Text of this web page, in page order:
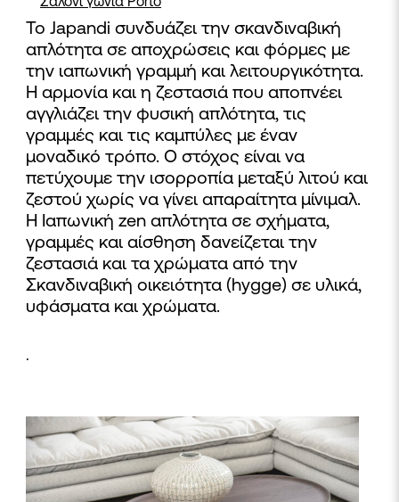
Το Japandi συνδυάζει την σκανδιναβική
απλότητα σε αποχρώσεις και φόρμες με
την ιαπωνική γραμμή και λειτουργικότητα.
Η αρμονία και η ζεστασιά που αποπνέει
αγγλιάζει την φυσική απλότητα, τις
γραμμές και τις καμπύλες με έναν
μοναδικό τρόπο. Ο στόχος είναι να
πετύχουμε την ισορροπία μεταξύ λιτού και
ζεστού χωρίς να γίνει απαραίτητα μίνιμαλ.
Η Ιαπωνική zen απλότητα σε σχήματα,
γραμμές και αίσθηση δανείζεται την
ζεστασιά και τα χρώματα από την
Σκανδιναβική οικειότητα (hygge) σε υλικά,
υφάσματα και χρώματα.
.